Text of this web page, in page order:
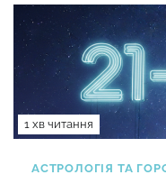
1 хв читання
АСТРОЛОГІЯ ТА